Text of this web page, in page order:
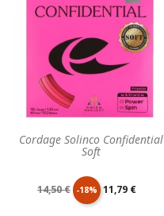
Cordage Solinco Confidential
Soft
Prix
14,50 € -18% Prix
11,79 €